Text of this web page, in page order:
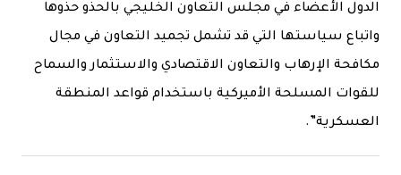
الدول الأعضاء في مجلس التعاون الخليجي بالحذو حذوها
واتباع سياستها التي قد تشمل تجميد التعاون في مجال
مكافحة الإرهاب والتعاون الاقتصادي والاستثمار والسماح
للقوات المسلحة الأميركية باستخدام قواعد المنطقة
العسكرية”.